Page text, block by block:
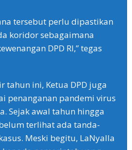
tersebut perlu dipastikan
koridor sebagaimana
DPD RI,” tegas
tahun ini, Ketua DPD juga
penanganan pandemi virus
Sejak awal tahun hingga
terlihat ada tanda-
Meski begitu, LaNyalla